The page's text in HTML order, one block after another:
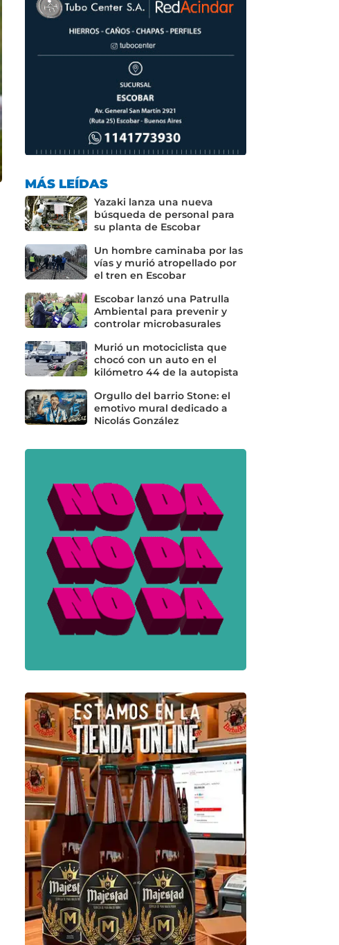
MÁS LEÍDAS
Yazaki lanza una nueva
búsqueda de personal para
su planta de Escobar
Un hombre caminaba por las
vías y murió atropellado por
el tren en Escobar
Escobar lanzó una Patrulla
Ambiental para prevenir y
controlar microbasurales
Murió un motociclista que
chocó con un auto en el
kilómetro 44 de la autopista
Orgullo del barrio Stone: el
emotivo mural dedicado a
Nicolás González